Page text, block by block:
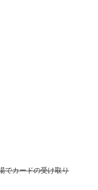
でカードの受け取り